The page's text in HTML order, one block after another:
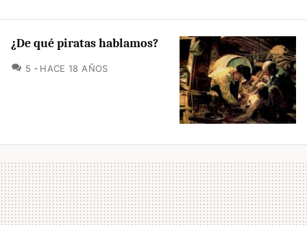
¿De qué piratas hablamos?
5 COMENTARIOS
HACE 18 AÑOS